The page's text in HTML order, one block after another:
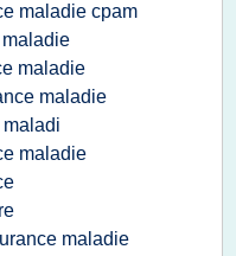
maladie cpam
maladie
maladie
maladie
maladie